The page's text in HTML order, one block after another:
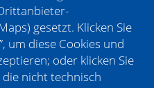
Day dabei, weil...
möchten
gesetzt. Klicken Sie
um diese Cookies und
oder klicken Sie
die nicht technisch